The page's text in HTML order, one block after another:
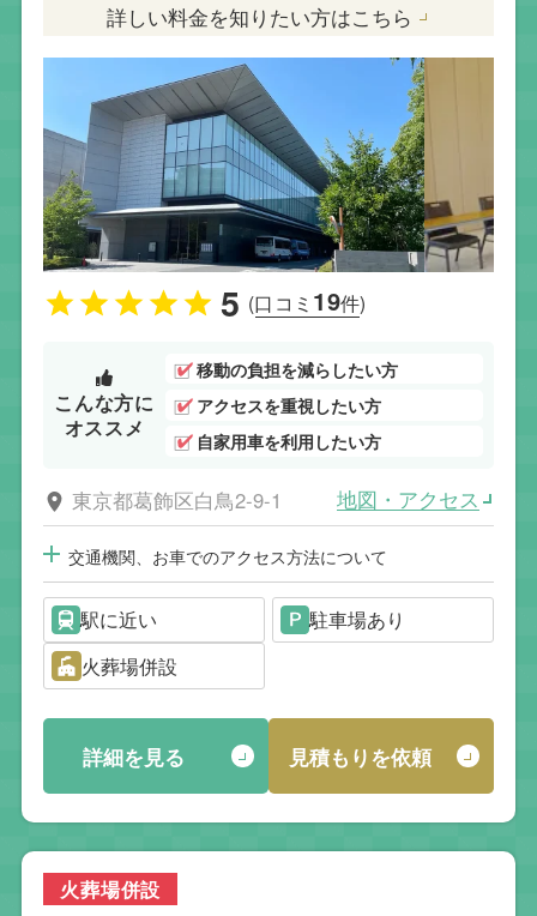
詳しい料金を知りたい方はこちら
5 (口コミ 19件)
こんな方に
オススメ
移動の負担を減らしたい方
アクセスを重視したい方
自家用車を利用したい方
東京都葛飾区白鳥2-9-1 地図・アクセス
交通機関、お車でのアクセス方法について
駅に近い
駐車場あり
火葬場併設
詳細を見る 見積もりを依頼
火葬場併設